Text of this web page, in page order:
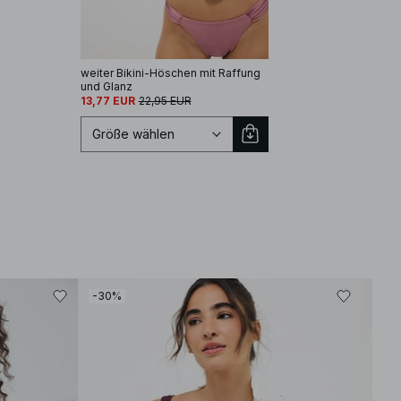
weiter Bikini-Höschen mit Raffung
und Glanz
13,77 EUR 22,95 EUR
Größe wählen
-30%